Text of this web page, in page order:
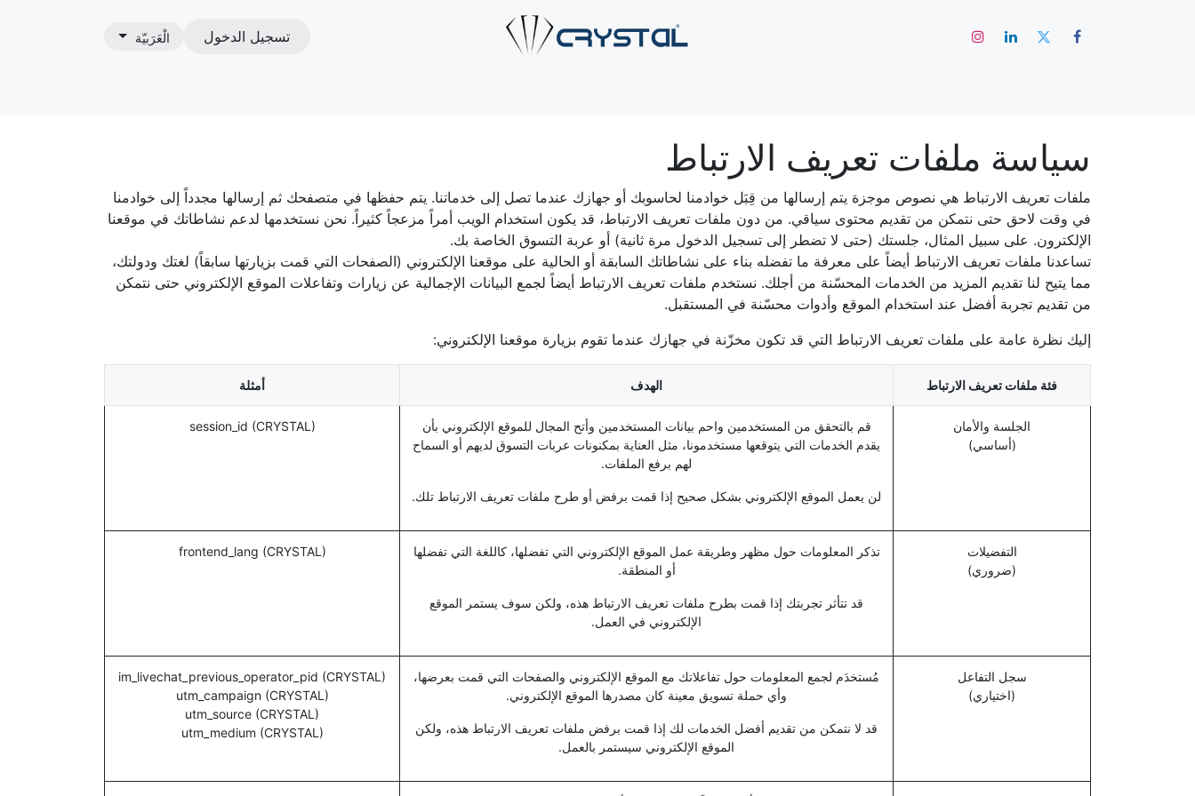
تسجيل الدخول الْعَرَبيّة
سياسة ملفات تعريف الارتباط
ملفات تعريف الارتباط هي نصوص موجزة يتم إرسالها من قِبَل خوادمنا لحاسوبك أو جهازك عندما تصل إلى خدماتنا. يتم حفظها في متصفحك ثم إرسالها مجدداً إلى خوادمنا
في وقت لاحق حتى نتمكن من تقديم محتوى سياقي. من دون ملفات تعريف الارتباط، قد يكون استخدام الويب أمراً مزعجاً كثيراً. نحن نستخدمها لدعم نشاطاتك في موقعنا
الإلكترون. على سبيل المثال، جلستك (حتى لا تضطر إلى تسجيل الدخول مرة ثانية) أو عربة التسوق الخاصة بك.
تساعدنا ملفات تعريف الارتباط أيضاً على معرفة ما تفضله بناء على نشاطاتك السابقة أو الحالية على موقعنا الإلكتروني (الصفحات التي قمت بزيارتها سابقاً) لغتك ودولتك،
مما يتيح لنا تقديم المزيد من الخدمات المحسّنة من أجلك. نستخدم ملفات تعريف الارتباط أيضاً لجمع البيانات الإجمالية عن زيارات وتفاعلات الموقع الإلكتروني حتى نتمكن
من تقديم تجربة أفضل عند استخدام الموقع وأدوات محسّنة في المستقبل.
إليك نظرة عامة على ملفات تعريف الارتباط التي قد تكون مخزّنة في جهازك عندما تقوم بزيارة موقعنا الإلكتروني:
فئة ملفات تعريف الارتباط الهدف أمثلة
الجلسة والأمان
(أساسي)
قم بالتحقق من المستخدمين واحم بيانات المستخدمين وأتح المجال للموقع الإلكتروني بأن
يقدم الخدمات التي يتوقعها مستخدمونا، مثل العناية بمكنونات عربات التسوق لديهم أو السماح
لهم برفع الملفات.
لن يعمل الموقع الإلكتروني بشكل صحيح إذا قمت برفض أو طرح ملفات تعريف الارتباط تلك.
session_id (CRYSTAL)
التفضيلات
(ضروري)
تذكر المعلومات حول مظهر وطريقة عمل الموقع الإلكتروني التي تفضلها، كاللغة التي تفضلها
أو المنطقة.
قد تتأثر تجربتك إذا قمت بطرح ملفات تعريف الارتباط هذه، ولكن سوف يستمر الموقع
الإلكتروني في العمل.
frontend_lang (CRYSTAL)
سجل التفاعل
(اختياري)
مُستخدَم لجمع المعلومات حول تفاعلاتك مع الموقع الإلكتروني والصفحات التي قمت بعرضها،
وأي حملة تسويق معينة كان مصدرها الموقع الإلكتروني.
قد لا نتمكن من تقديم أفضل الخدمات لك إذا قمت برفض ملفات تعريف الارتباط هذه، ولكن
الموقع الإلكتروني سيستمر بالعمل.
im_livechat_previous_operator_pid (CRYSTAL)
utm_campaign (CRYSTAL)
utm_source (CRYSTAL)
utm_medium (CRYSTAL)